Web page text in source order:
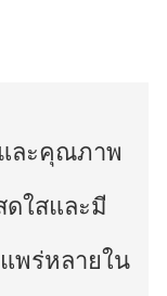
ละคุณภาพ
ดใสและมี
พร่หลายใน